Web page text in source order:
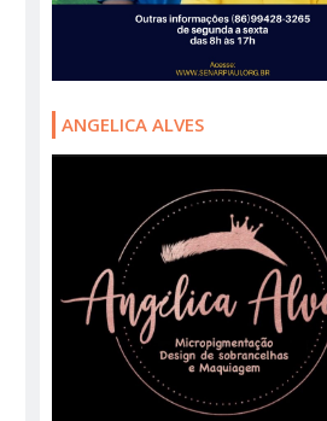
ANGELICA ALVES